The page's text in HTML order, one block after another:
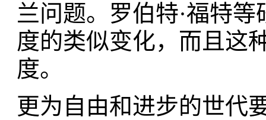
兰问题。罗伯特·福特
度的类似变化，而且这
度。
更为自由和进步的世代